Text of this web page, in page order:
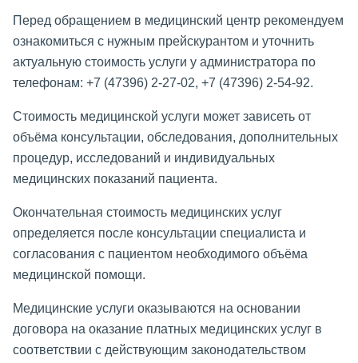
Перед обращением в медицинский центр рекомендуем
ознакомиться с нужным прейскурантом и уточнить
актуальную стоимость услуги у администратора по
телефонам: +7 (47396) 2-27-02, +7 (47396) 2-54-92.
Стоимость медицинской услуги может зависеть от
объёма консультации, обследования, дополнительных
процедур, исследований и индивидуальных
медицинских показаний пациента.
Окончательная стоимость медицинских услуг
определяется после консультации специалиста и
согласования с пациентом необходимого объёма
медицинской помощи.
Медицинские услуги оказываются на основании
договора на оказание платных медицинских услуг в
соответствии с действующим законодательством